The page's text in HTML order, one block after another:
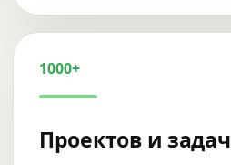
1000+
Проектов и задач